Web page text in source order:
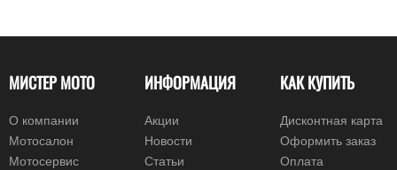
МИСТЕР МОТО
О компании
Мотосалон
Мотосервис
ИНФОРМАЦИЯ
Акции
Новости
Статьи
КАК КУПИТЬ
Дисконтная карта
Оформить заказ
Оплата